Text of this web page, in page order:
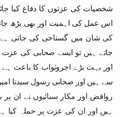
شخصیات کی عزتوں کا دفاع کیا
اس عمل کی اہمیت اور بھی بڑھ
کی شان میں گستاخی کی جاتی
جاتے ہیں تو ایسے صحابی کی عزت
اور بہت بڑے اجروثواب کا باعث
سے ہیں اور صحابی رسول سیدنا
روافض اور مکار سبائیوں نے ان پر
ہیں اور ان کی عزت پر حملہ کیا